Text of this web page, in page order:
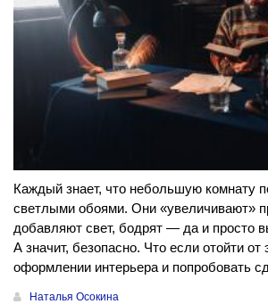
Каждый знает, что небольшую комнату
светлыми обоями. Они «увеличивают»
добавляют свет, бодрят — да и просто
А значит, безопасно. Что если отойти от
оформлении интерьера и попробовать
Наталья Осокина